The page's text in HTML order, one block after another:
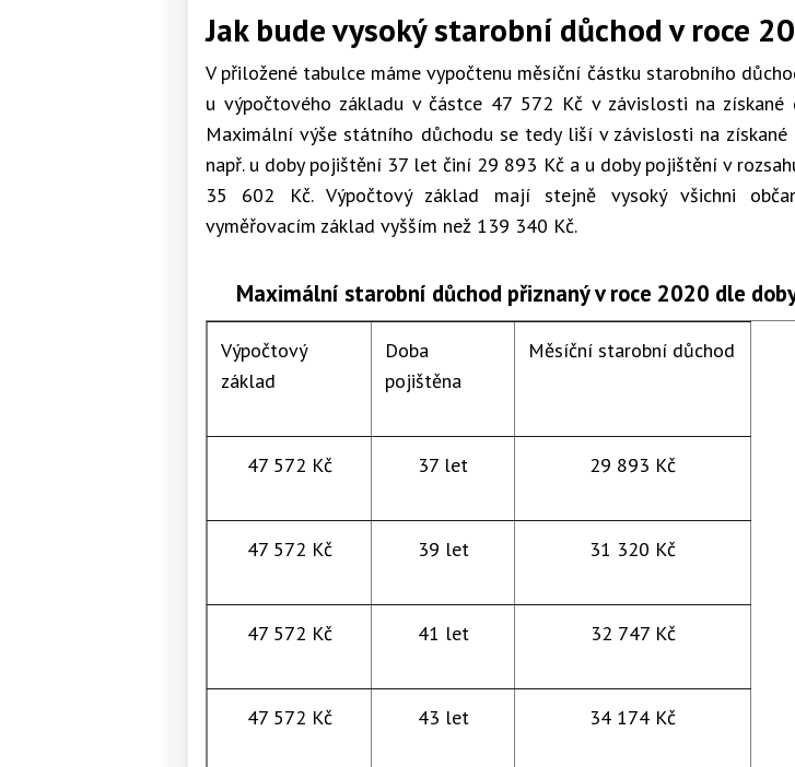
Jak bude vysoký starobní důchod v roce
V přiložené tabulce máme vypočtenu měsíční částku starobního
u výpočtového základu v částce 47 572 Kč v závislosti na získané
Maximální výše státního důchodu se tedy liší v závislosti na
např. u doby pojištění 37 let činí 29 893 Kč a u doby pojištění v
35 602 Kč. Výpočtový základ mají stejně vysoký všichni
vyměřovacím základ vyšším než 139 340 Kč.
Maximální starobní důchod přiznaný v roce 2020 dle
Výpočtový
základ
Doba
pojištěna
Měsíční starobní důchod
47 572 Kč 37 let 29 893 Kč
47 572 Kč 39 let 31 320 Kč
47 572 Kč 41 let 32 747 Kč
47 572 Kč 43 let 34 174 Kč